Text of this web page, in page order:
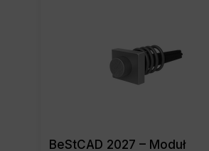
BeStCAD 2027 – Moduł